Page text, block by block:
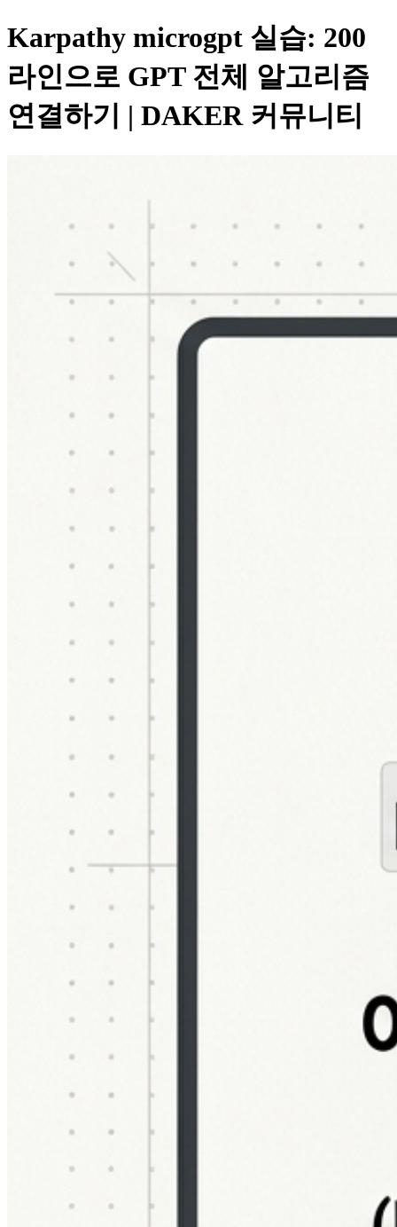
Karpathy microgpt 실습: 200
라인으로 GPT 전체 알고리즘
연결하기 | DAKER 커뮤니티